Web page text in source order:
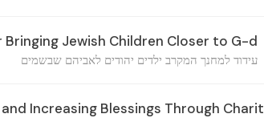
Jewish Children Closer to G-d
עידוד למחנך המקרב ילדים יהודים לאביהם שבשמים
Increasing Blessings Through